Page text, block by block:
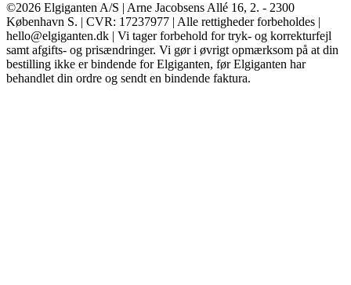
©2026 Elgiganten A/S | Arne Jacobsens Allé 16, 2. - 2300
København S. | CVR: 17237977 | Alle rettigheder forbeholdes |
hello@elgiganten.dk | Vi tager forbehold for tryk- og korrekturfejl
samt afgifts- og prisændringer. Vi gør i øvrigt opmærksom på at din
bestilling ikke er bindende for Elgiganten, før Elgiganten har
behandlet din ordre og sendt en bindende faktura.